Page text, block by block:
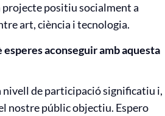
positiu socialment a
art, ciència i tecnologia.
aconseguir amb aquesta
nivell de participació significatiu i,
nostre públic objectiu. Espero